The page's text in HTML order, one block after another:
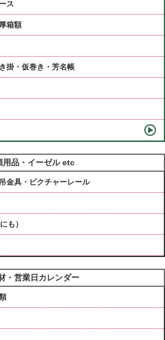
ス
箱額
掛・仮巻き・芳名帳
用品・イーゼル etc
金具・ピクチャーレール
も）
・営業日カレンダー